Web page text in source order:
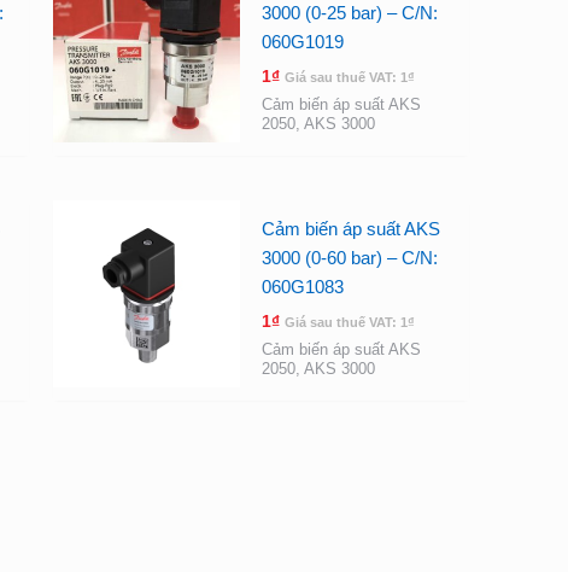
3000 (0-25 bar) – C/N:
060G1019
1₫ Giá sau thuế VAT: 1 ₫
Cảm biến áp suất AKS
2050, AKS 3000
Cảm biến áp suất AKS
3000 (0-60 bar) – C/N:
060G1083
1₫ Giá sau thuế VAT: 1 ₫
Cảm biến áp suất AKS
2050, AKS 3000